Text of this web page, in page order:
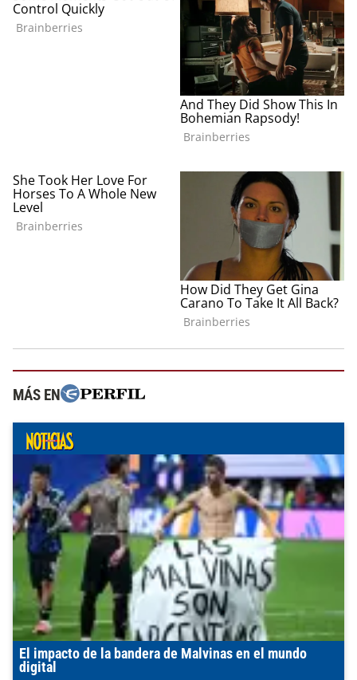
MÁS EN
El impacto de la bandera de Malvinas en el mundo
digital